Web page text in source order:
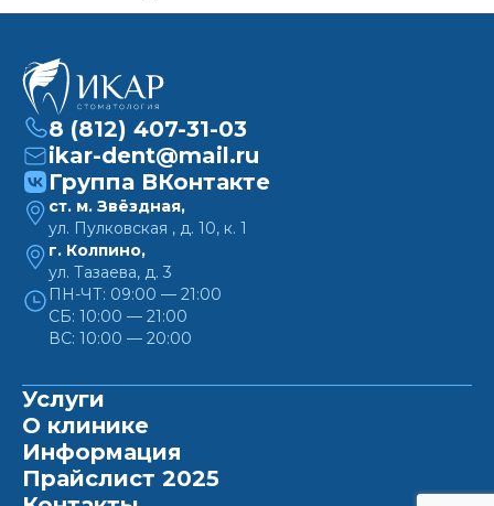
8 (812) 407-31-03
ikar-dent@mail.ru
Группа ВКонтакте
ст. м. Звёздная,
ул. Пулковская , д. 10, к. 1
г. Колпино,
ул. Тазаева, д. 3
ПН-ЧТ: 09:00 — 21:00
СБ: 10:00 — 21:00
ВС: 10:00 — 20:00
Услуги
О клинике
Информация
Прайслист 2025